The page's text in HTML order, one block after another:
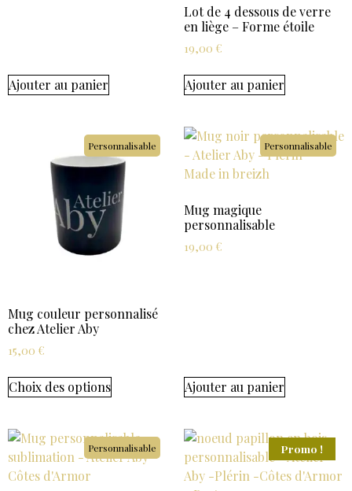
Ajouter au panier
Lot de 4 dessous de verre
en liège – Forme étoile
19,00 €
Ajouter au panier
Personnalisable
Mug couleur personnalisé
chez Atelier Aby
15,00 €
Choix des options
Personnalisable
Mug magique
personnalisable
19,00 €
Ajouter au panier
Personnalisable Promo !